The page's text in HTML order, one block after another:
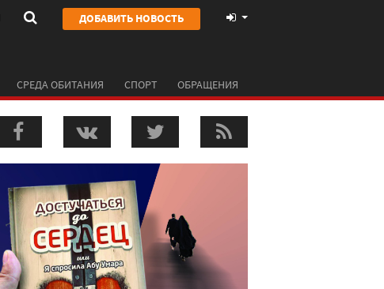
ДОБАВИТЬ НОВОСТЬ
СРЕДА ОБИТАНИЯ СПОРТ ОБРАЩЕНИЯ